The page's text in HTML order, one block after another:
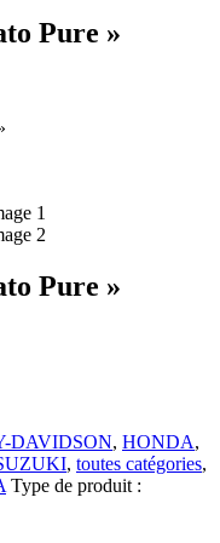
Pure »
Pure »
DAVIDSON, HONDA,
, toutes catégories,
Type de produit :